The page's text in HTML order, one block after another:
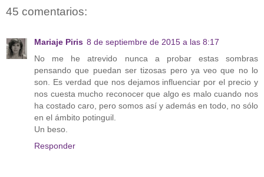
45 comentarios:
Mariaje Piris 8 de septiembre de 2015 a las 8:17
No me he atrevido nunca a probar estas sombras
pensando que puedan ser tizosas pero ya veo que no lo
son. Es verdad que nos dejamos influenciar por el precio y
nos cuesta mucho reconocer que algo es malo cuando nos
ha costado caro, pero somos así y además en todo, no sólo
en el ámbito potinguil.
Un beso.
Responder